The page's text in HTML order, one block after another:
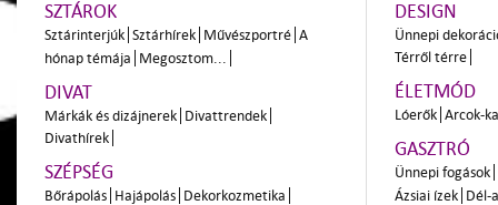
SZTÁROK
Sztárinterjúk Sztárhírek Művészportré A
hónap témája Megosztom...
DIVAT
Márkák és dizájnerek Divattrendek
Divathírek
SZÉPSÉG
Bőrápolás Hajápolás Dekorkozmetika
DESIGN
Ünnepi
Térről térre
ÉLETMÓD
Lóerők Arcok-
GASZTRÓ
Ünnepi fogások
Ázsiai ízek Dél-